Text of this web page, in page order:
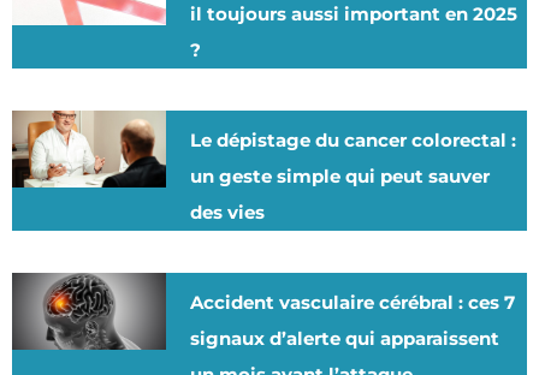
il toujours aussi important en 2025
?
Le dépistage du cancer colorectal :
un geste simple qui peut sauver
des vies
Accident vasculaire cérébral : ces 7
signaux d’alerte qui apparaissent